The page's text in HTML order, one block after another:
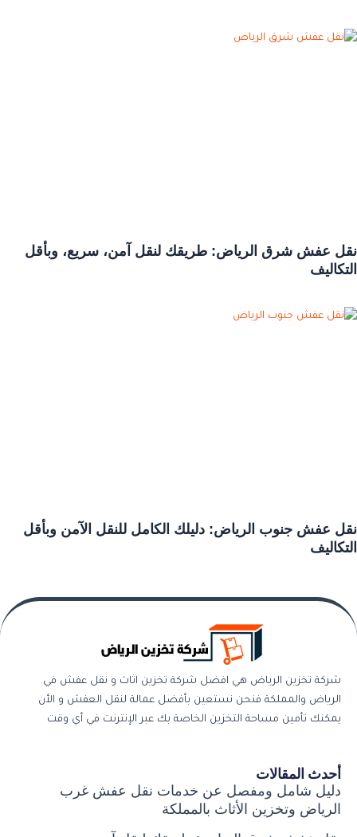
نقل عفش شرق الرياض: طريقك لنقل آمن، سريع، وبأقل
التكاليف
نقل عفش جنوب الرياض: دليلك الكامل للنقل الآمن وبأقل
التكاليف
شركة تخزين الرياض هي افضل شركة تخزين اثاث و نقل عفش في
الرياض والمملكة فنحن نستعين بأفضل عمالة لنقل العفش و الأن
يمكنك تأمين مساحة التخزين الخاصة بك عبر الإنترنت في أي وقت
أحدث المقالات
دليل شامل ومفصل عن خدمات نقل عفش غرب
الرياض وتخزين الأثاث بالمملكة